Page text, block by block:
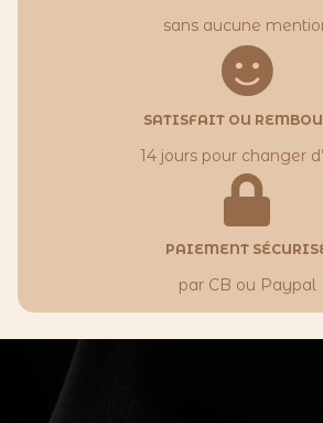
sans aucune
SATISFAIT OU
14 jours pour changer
PAIEMENT
par CB ou Paypal